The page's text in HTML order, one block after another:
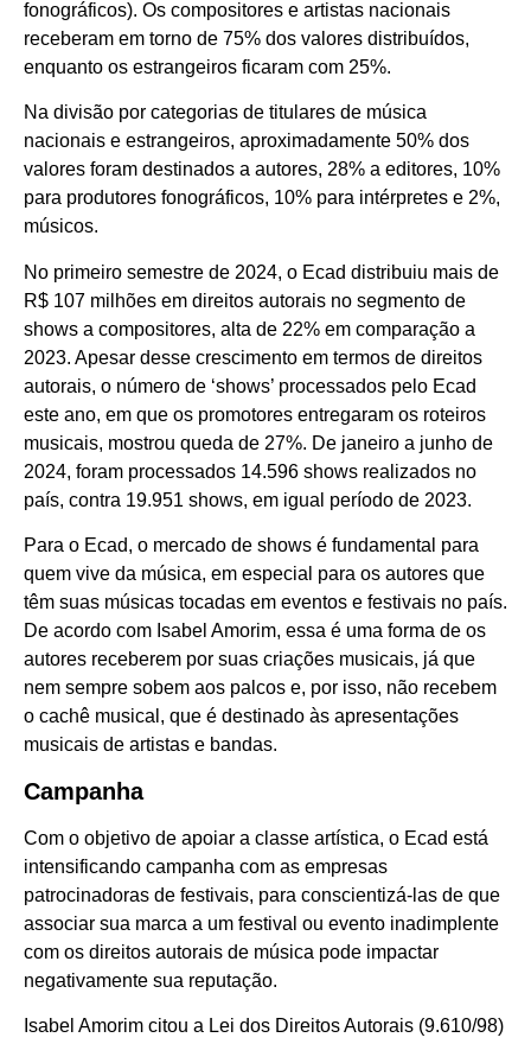
fonográficos). Os compositores e artistas nacionais
receberam em torno de 75% dos valores distribuídos,
enquanto os estrangeiros ficaram com 25%.
Na divisão por categorias de titulares de música
nacionais e estrangeiros, aproximadamente 50% dos
valores foram destinados a autores, 28% a editores, 10%
para produtores fonográficos, 10% para intérpretes e 2%,
músicos.
No primeiro semestre de 2024, o Ecad distribuiu mais de
R$ 107 milhões em direitos autorais no segmento de
shows a compositores, alta de 22% em comparação a
2023. Apesar desse crescimento em termos de direitos
autorais, o número de ‘shows’ processados pelo Ecad
este ano, em que os promotores entregaram os roteiros
musicais, mostrou queda de 27%. De janeiro a junho de
2024, foram processados 14.596 shows realizados no
país, contra 19.951 shows, em igual período de 2023.
Para o Ecad, o mercado de shows é fundamental para
quem vive da música, em especial para os autores que
têm suas músicas tocadas em eventos e festivais no país.
De acordo com Isabel Amorim, essa é uma forma de os
autores receberem por suas criações musicais, já que
nem sempre sobem aos palcos e, por isso, não recebem
o cachê musical, que é destinado às apresentações
musicais de artistas e bandas.
Campanha
Com o objetivo de apoiar a classe artística, o Ecad está
intensificando campanha com as empresas
patrocinadoras de festivais, para conscientizá-las de que
associar sua marca a um festival ou evento inadimplente
com os direitos autorais de música pode impactar
negativamente sua reputação.
Isabel Amorim citou a Lei dos Direitos Autorais (9.610/98)